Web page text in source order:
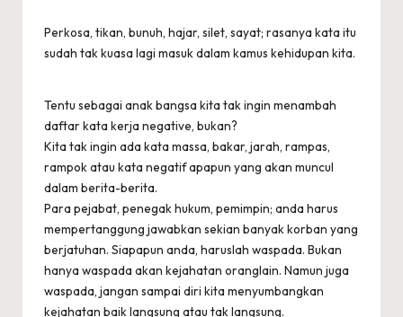
Perkosa, tikan, bunuh, hajar, silet, sayat; rasanya kata itu
sudah tak kuasa lagi masuk dalam kamus kehidupan kita.
Tentu sebagai anak bangsa kita tak ingin menambah
daftar kata kerja negative, bukan?
Kita tak ingin ada kata massa, bakar, jarah, rampas,
rampok atau kata negatif apapun yang akan muncul
dalam berita-berita.
Para pejabat, penegak hukum, pemimpin; anda harus
mempertanggung jawabkan sekian banyak korban yang
berjatuhan. Siapapun anda, haruslah waspada. Bukan
hanya waspada akan kejahatan oranglain. Namun juga
waspada, jangan sampai diri kita menyumbangkan
kejahatan baik langsung atau tak langsung.